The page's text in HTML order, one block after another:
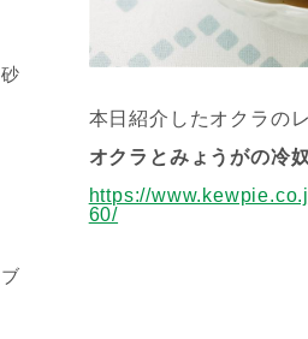
本日紹介したオクラの
オクラとみょうがの冷奴
https://
60/